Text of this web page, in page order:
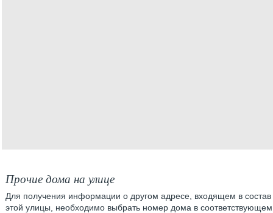
Прочие дома на улице
Для получения информации о другом адресе, входящем в состав
этой улицы, необходимо выбрать номер дома в соответствующем